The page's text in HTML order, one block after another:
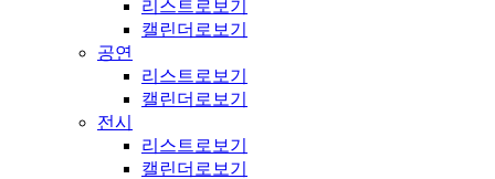
리스트로보기
캘린더로보기
공연
리스트로보기
캘린더로보기
전시
리스트로보기
캘린더로보기